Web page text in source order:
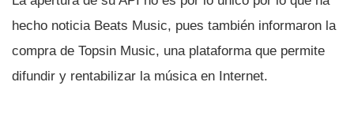
hecho noticia Beats Music, pues también informaron la
compra de Topsin Music, una plataforma que permite
difundir y rentabilizar la música en Internet.